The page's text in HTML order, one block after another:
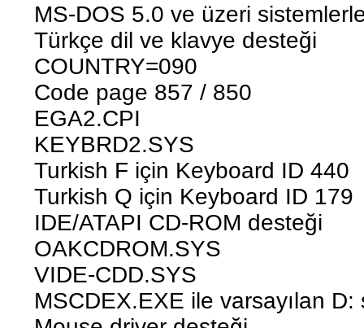
MS-DOS 5.0 ve üzeri
Türkçe dil ve klavye desteği
COUNTRY=090
Code page 857 / 850
EGA2.CPI
KEYBRD2.SYS
Turkish F için Keyboard ID 440
Turkish Q için Keyboard ID 179
IDE/ATAPI CD-ROM desteği
OAKCDROM.SYS
VIDE-CDD.SYS
MSCDEX.EXE ile varsayılan D: